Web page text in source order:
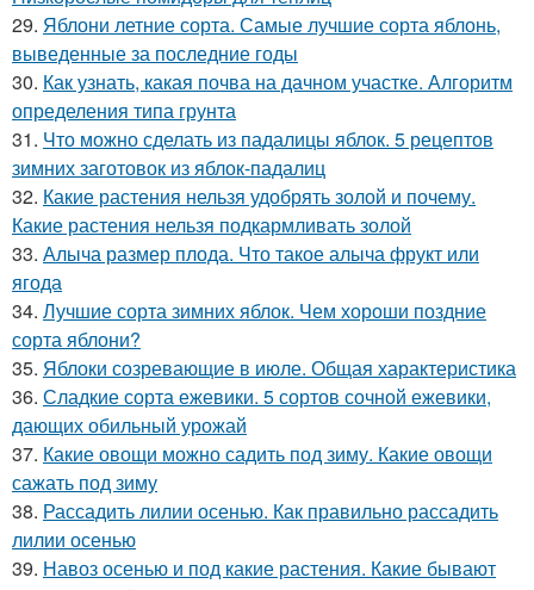
29. Яблони летние сорта. Самые лучшие сорта яблонь,
выведенные за последние годы
30. Как узнать, какая почва на дачном участке. Алгоритм
определения типа грунта
31. Что можно сделать из падалицы яблок. 5 рецептов
зимних заготовок из яблок-падалиц
32. Какие растения нельзя удобрять золой и почему.
Какие растения нельзя подкармливать золой
33. Алыча размер плода. Что такое алыча фрукт или
ягода
34. Лучшие сорта зимних яблок. Чем хороши поздние
сорта яблони?
35. Яблоки созревающие в июле. Общая характеристика
36. Сладкие сорта ежевики. 5 сортов сочной ежевики,
дающих обильный урожай
37. Какие овощи можно садить под зиму. Какие овощи
сажать под зиму
38. Рассадить лилии осенью. Как правильно рассадить
лилии осенью
39. Навоз осенью и под какие растения. Какие бывают